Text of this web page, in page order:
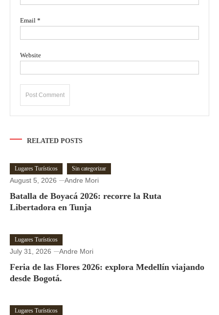
Email *
Website
RELATED POSTS
Lugares Turísticos Sin categorizar
August 5, 2026 Andre Mori
Batalla de Boyacá 2026: recorre la Ruta
Libertadora en Tunja
Lugares Turísticos
July 31, 2026 Andre Mori
Feria de las Flores 2026: explora Medellín viajando
desde Bogotá.
Lugares Turísticos